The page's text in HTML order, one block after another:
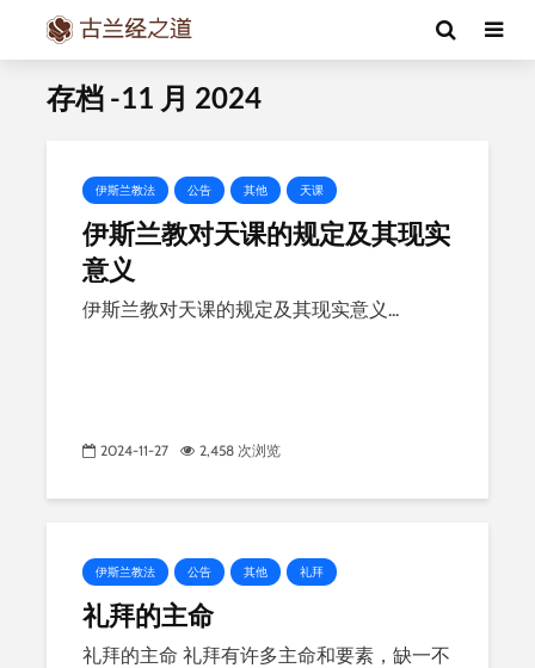
存档 -11 月 2024
伊斯兰教法 公告 其他 天课
伊斯兰教对天课的规定及其现实
意义
伊斯兰教对天课的规定及其现实意义...
2024-11-27 2,458 次浏览
伊斯兰教法 公告 其他 礼拜
礼拜的主命
礼拜的主命 礼拜有许多主命和要素，缺一不